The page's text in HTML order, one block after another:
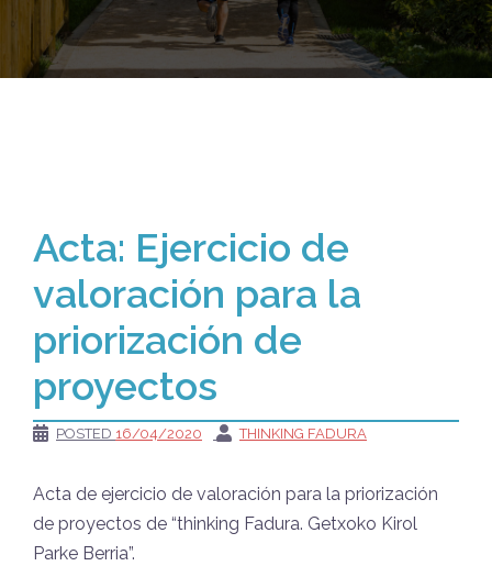
Acta: Ejercicio de
valoración para la
priorización de
proyectos
POSTED 16/04/2020 THINKING FADURA
Acta de ejercicio de valoración para la priorización
de proyectos de “thinking Fadura. Getxoko Kirol
Parke Berria”.